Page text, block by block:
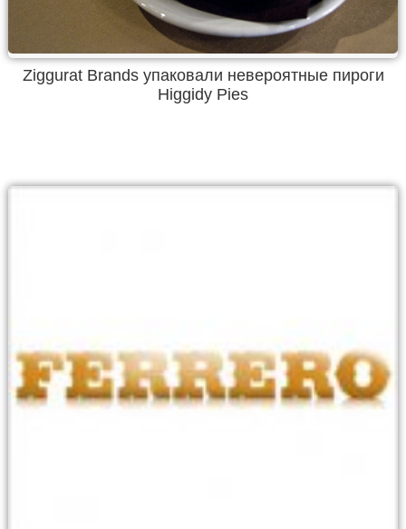
Ziggurat Brands упаковали невероятные пироги
Higgidy Pies